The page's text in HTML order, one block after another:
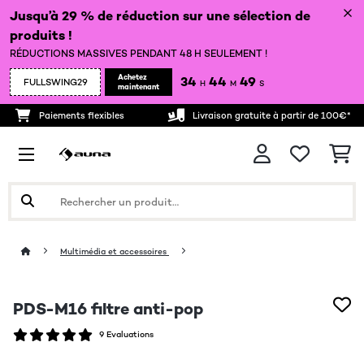
Jusqu’à 29 % de réduction sur une sélection de
produits !
RÉDUCTIONS MASSIVES PENDANT 48 H SEULEMENT !
FULLSWING29
Achetez
maintenant
34 H 44 M 48 S
Paiements flexibles Livraison gratuite à partir de 100€*
Multimédia et accessoires
PDS-M16 filtre anti-pop
9 Evaluations